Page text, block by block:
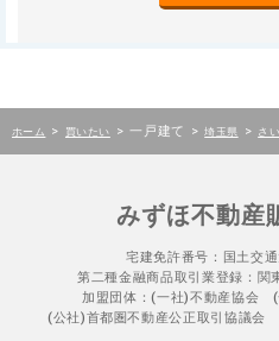
ホーム > 買いたい > 一戸建て > 埼玉県 > さ
みずほ不動産
宅建免許番号：国土交
第二種金融商品取引業登録：関
加盟団体：(一社)不動産協会
(公社)首都圏不動産公正取引協議会